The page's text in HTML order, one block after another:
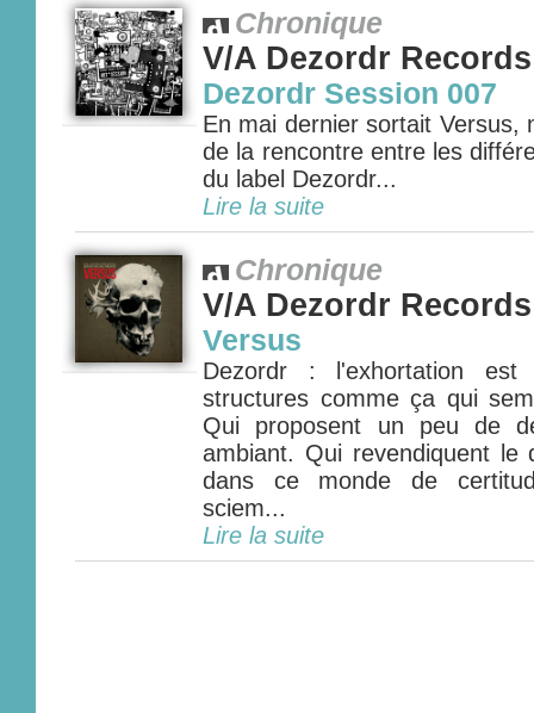
Chronique
V/A Dezordr Records
Dezordr Session 007
En mai dernier sortait Versus,
de la rencontre entre les
du label Dezordr...
Lire la suite
Chronique
V/A Dezordr Records
Versus
Dezordr : l'exhortation
structures comme ça qui
Qui proposent un peu de
ambiant. Qui revendiquent le
dans ce monde de
sciem...
Lire la suite